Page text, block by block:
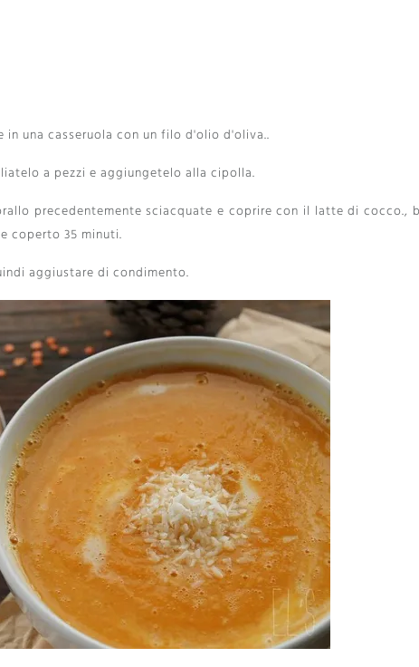
una casseruola con un filo d'olio d'oliva..
a pezzi e aggiungetelo alla cipolla.
precedentemente sciacquate e coprire con il latte di cocco.,
coperto 35 minuti.
aggiustare di condimento.